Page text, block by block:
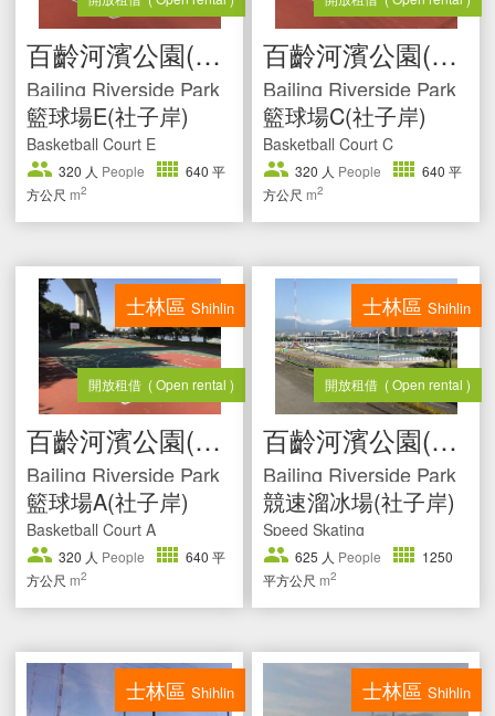
百齡河濱公園(社子岸)
Bailing Riverside Park
籃球場E(社子岸)
Basketball Court E
320 人 People 640 平
方公尺 m2
百齡河濱公園(社子岸)
Bailing Riverside Park
籃球場C(社子岸)
Basketball Court C
320 人 People 640 平
方公尺 m2
士林區 Shihlin
開放租借 ( Open rental )
百齡河濱公園(社子岸)
Bailing Riverside Park
籃球場A(社子岸)
Basketball Court A
320 人 People 640 平
方公尺 m2
士林區 Shihlin
開放租借 ( Open rental )
百齡河濱公園(社子岸)
Bailing Riverside Park
競速溜冰場(社子岸)
Speed Skating
625 人 People
1250
平方公尺 m2
士林區 Shihlin 士林區 Shihlin